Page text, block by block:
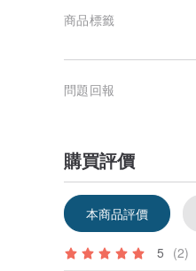
商品標籤
問題回報
購買評價
本商品評價
5 (2)